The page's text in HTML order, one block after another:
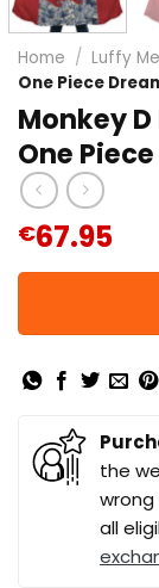
Home / Luffy
One Piece
Monkey
One
€67.95
the
all